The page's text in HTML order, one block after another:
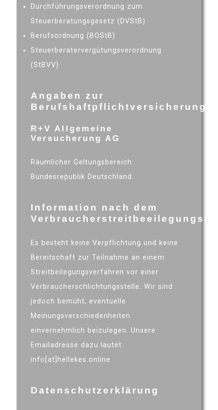
Durchführungsverordnung zum
Steuerberatungsgesetz (DVStB)
Berufsordnung (BOStB)
Steuerberatervergütungsverordnung
(StBVV)
Angaben zur
Berufshaftpflichtversicherung
R+V Allgemeine
Versucherung AG
Räumlicher Geltungsbereich:
Bundesrepublik Deutschland.
Information nach dem
Es besteht keine Verpflichtung und keine
Bereitschaft zur Teilnahme an einem
Streitbeilegungsverfahren vor einer
Verbraucherschlichtungsstelle. Wir sind
jedoch bemüht, eventuelle
Meinungsverschiedenheiten
einvernehmlich beizulegen. Unsere
Emailadresse dazu lautet:
info[at]hellekes.online
Datenschutzerklärung